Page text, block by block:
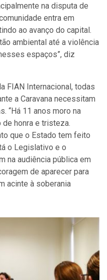
na disputa de
entra em
ao avanço do capital.
ambiental até a violência
espaços”, diz
FIAN Internacional, todas
a Caravana necessitam
“Há 11 anos moro na
honra e tristeza.
que o Estado tem feito
o Legislativo e o
na audiência pública em
de aparecer para
acinte à soberania